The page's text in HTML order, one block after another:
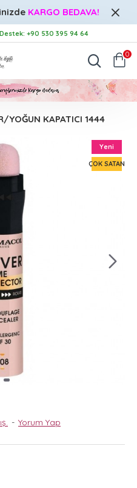
KARGO BEDAVA!
+90 530 395 94 64
0
YOĞUN KAPATICI 1444
Yeni
ÇOK SATAN
- Yorum Yap